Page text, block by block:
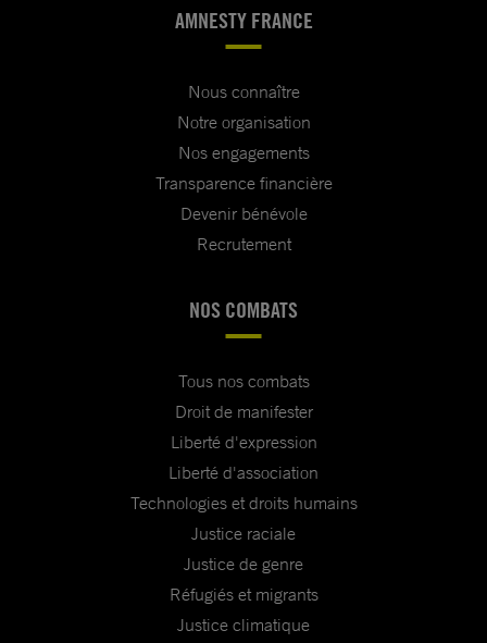
AMNESTY FRANCE
Nous connaître
Notre organisation
Nos engagements
Transparence financière
Devenir bénévole
Recrutement
NOS COMBATS
Tous nos combats
Droit de manifester
Liberté d'expression
Liberté d'association
Technologies et droits humains
Justice raciale
Justice de genre
Réfugiés et migrants
Justice climatique